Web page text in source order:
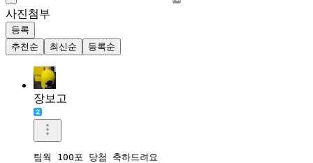
사진첨부
등록
추천순
최신순 등록순
장보고
팀웍 100포 당첨 축하드려요